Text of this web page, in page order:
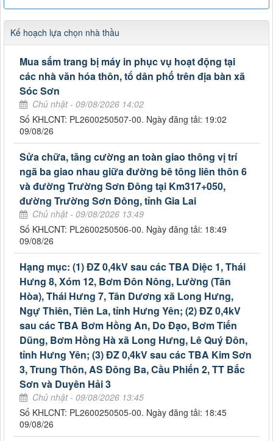
Kế hoạch lựa chọn nhà thầu
Mua sắm trang bị máy in phục vụ hoạt động tại
các nhà văn hóa thôn, tổ dân phố trên địa bàn xã
Sóc Sơn
Chủ nhật - 09/08/2026 14:02
Số KHLCNT: PL2600250507-00. Ngày đăng tải: 19:02
09/08/26
Sửa chữa, tăng cường an toàn giao thông vị trí
ngã ba giao nhau giữa đường bê tông liên thôn 6
và đường Trường Sơn Đông tại Km317+050,
đường Trường Sơn Đông, tỉnh Gia Lai
Chủ nhật - 09/08/2026 13:49
Số KHLCNT: PL2600250506-00. Ngày đăng tải: 18:49
09/08/26
Hạng mục: (1) ĐZ 0,4kV sau các TBA Diệc 1, Thái
Hưng 8, Xóm 12, Bơm Đôn Nông, Lường (Tân
Hòa), Thái Hưng 7, Tân Dương xã Long Hưng,
Ngự Thiên, Tiên La, tỉnh Hưng Yên; (2) ĐZ 0,4kV
sau các TBA Bơm Hồng An, Do Đạo, Bơm Tiến
Dũng, Bơm Hồng Hà xã Long Hưng, Lê Quý Đôn,
tỉnh Hưng Yên; (3) ĐZ 0,4kV sau các TBA Kim Sơn
3, Trung Thôn, AS Đông Ba, Cầu Phiến 2, TT Bắc
Sơn và Duyên Hải 3
Chủ nhật - 09/08/2026 13:45
Số KHLCNT: PL2600250505-00. Ngày đăng tải: 18:45
09/08/26